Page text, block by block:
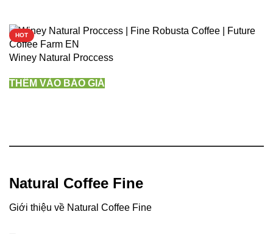
HOT
Winey Natural Proccess
THÊM VÀO BÁO GIÁ
Natural Coffee Fine
Giới thiệu về Natural Coffee Fine